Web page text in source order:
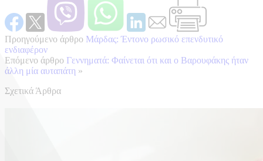
Προηγούμενο άρθρο Μάρδας: Έντονο ρωσικό επενδυτικό
ενδιαφέρον
Επόμενο άρθρο Γεννηματά: Φαίνεται ότι και ο Βαρουφάκης ήταν
άλλη μία αυταπάτη »
Σχετικά Άρθρα